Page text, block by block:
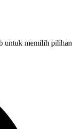
untuk memilih pilihan